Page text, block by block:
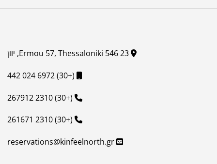
(+30) 6972 024 442
(+30) 2310 267912
(+30) 2310 261671